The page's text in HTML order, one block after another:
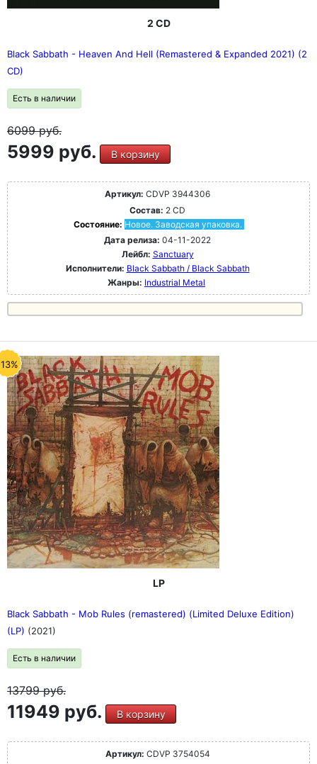
2 CD
Black Sabbath - Heaven And Hell (Remastered & Expanded 2021) (2
CD)
Есть в наличии
6099руб.
5999 руб. В корзину
Артикул: CDVP 3944306
Состав: 2 CD
Состояние: Новое. Заводская упаковка.
Дата релиза: 04-11-2022
Лейбл: Sanctuary
Исполнители: Black Sabbath / Black Sabbath
Жанры: Industrial Metal
LP
Black Sabbath - Mob Rules (remastered) (Limited Deluxe Edition)
(LP) (2021)
Есть в наличии
13799руб.
11949 руб. В корзину
Артикул: CDVP 3754054